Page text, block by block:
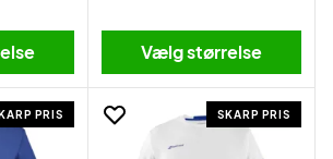
Vælg størrelse
PRIS SKARP PRIS